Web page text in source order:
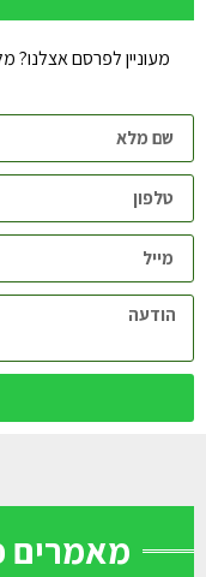
מעוניין לפרסם אצלנו?
מאמרים